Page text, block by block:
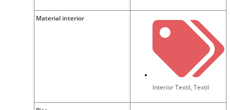
Material interior
Interior Textil, Textil